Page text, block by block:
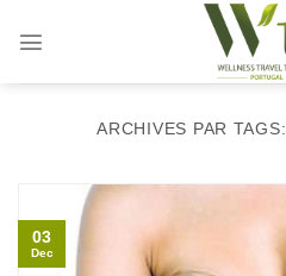
ARCHIVES PAR TAGS:
03
Dec